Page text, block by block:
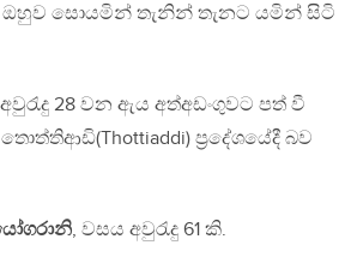
ඔහුව සොයමින් තැනින් තැනට යමින් සිටි
28 වන ඇය අත්අඩංගුවට පත් වී
ප්‍රදේශයේදී බව
, වසය අවුරැදු 61 කි.